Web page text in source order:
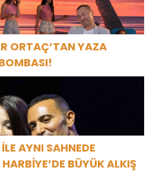
ORTAÇ’TAN YAZA
AYNI SAHNEDE
BÜYÜK ALKIŞ